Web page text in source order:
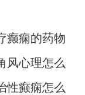
癫痫的药物
风心理怎么
性癫痫怎么